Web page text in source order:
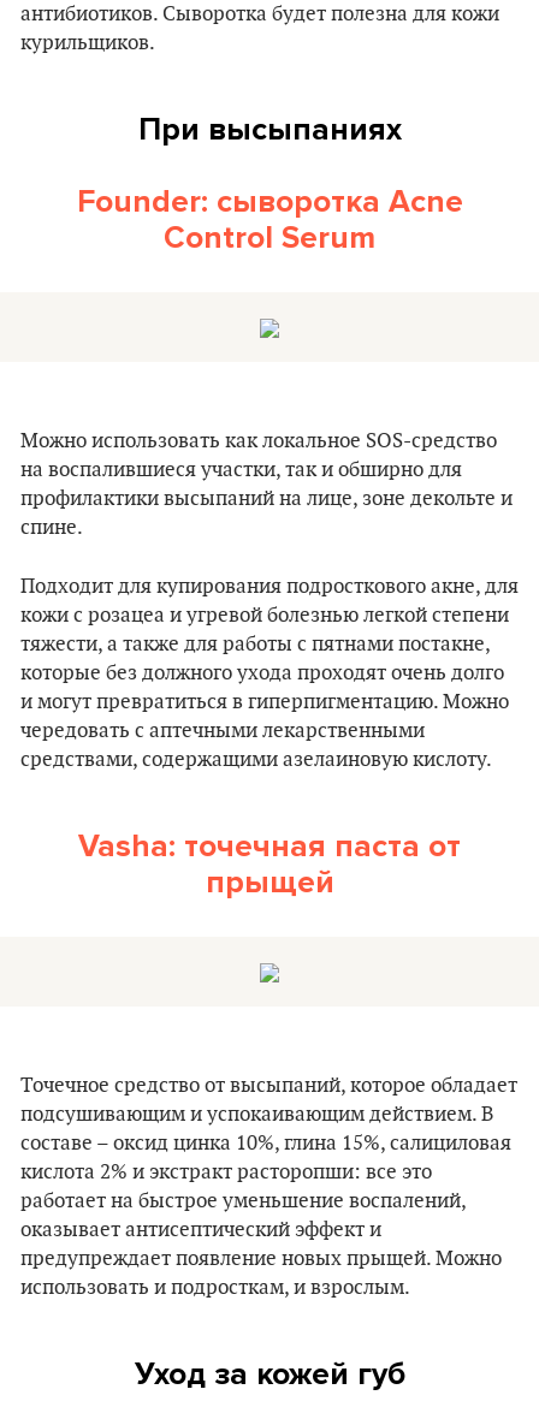
антибиотиков. Сыворотка будет полезна для кожи
курильщиков.
При высыпаниях
Founder: сыворотка Acne
Control Serum
Можно использовать как локальное SOS-средство
на воспалившиеся участки, так и обширно для
профилактики высыпаний на лице, зоне декольте и
спине.
Подходит для купирования подросткового акне, для
кожи с розацеа и угревой болезнью легкой степени
тяжести, а также для работы с пятнами постакне,
которые без должного ухода проходят очень долго
и могут превратиться в гиперпигментацию. Можно
чередовать с аптечными лекарственными
средствами, содержащими азелаиновую кислоту.
Vasha: точечная паста от
прыщей
Точечное средство от высыпаний, которое обладает
подсушивающим и успокаивающим действием. В
составе – оксид цинка 10%, глина 15%, салициловая
кислота 2% и экстракт расторопши: все это
работает на быстрое уменьшение воспалений,
оказывает антисептический эффект и
предупреждает появление новых прыщей. Можно
использовать и подросткам, и взрослым.
Уход за кожей губ